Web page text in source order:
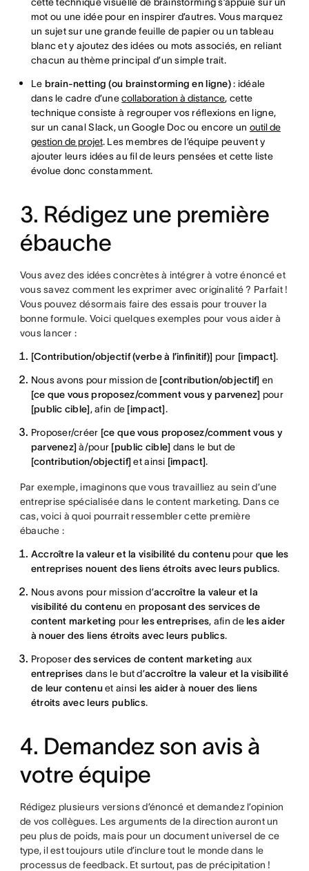
mot ou une idée pour en inspirer d’autres. Vous marquez
un sujet sur une grande feuille de papier ou un tableau
blanc et y ajoutez des idées ou mots associés, en reliant
chacun au thème principal d’un simple trait.
Le brain-netting (ou brainstorming en ligne): idéale
dans le cadre d’unecollaboration à distance, cette
technique consiste à regrouper vos réflexions en ligne,
sur un canal Slack, un Google Doc ou encore un outil de
gestion de projet. Les membres de l’équipe peuvent y
ajouter leurs idées au fil de leurs pensées et cette liste
évolue donc constamment.
3. Rédigez une première
ébauche
Vous avez des idées concrètes à intégrer à votre énoncé et
vous savez comment les exprimer avec originalité ? Parfait !
Vous pouvez désormais faire des essais pour trouver la
bonne formule. Voici quelques exemples pour vous aider à
vous lancer :
[Contribution/objectif (verbe à l’infinitif)] pour [impact].
Nous avons pour mission de [contribution/objectif] en
[ce que vous proposez/comment vous y parvenez] pour
[public cible], afin de [impact].
Proposer/créer [ce que vous proposez/comment vous y
parvenez] à/pour [public cible] dans le but de
[contribution/objectif] et ainsi [impact].
Par exemple, imaginons que vous travailliez au sein d’une
entreprise spécialisée dans le content marketing. Dans ce
cas, voici à quoi pourrait ressembler cette première
ébauche :
Accroître la valeur et la visibilité du contenupour que les
entreprises nouent des liens étroits avec leurs publics.
Nous avons pour mission d’accroître la valeur et la
visibilité du contenu en proposant des services de
content marketing pourles entreprises, afin deles aider
à nouer des liens étroits avec leurs publics.
Proposerdes services de content marketing aux
entreprises dans le but d’accroître la valeur et la visibilité
de leur contenuet ainsi les aider à nouer des liens
étroits avec leurs publics.
4. Demandez son avis à
votre équipe
Rédigez plusieurs versions d’énoncé et demandez l’opinion
de vos collègues. Les arguments de la direction auront un
peu plus de poids, mais pour un document universel de ce
type, il est toujours utile d’inclure tout le monde dans le
processus de feedback. Et surtout, pas de précipitation !